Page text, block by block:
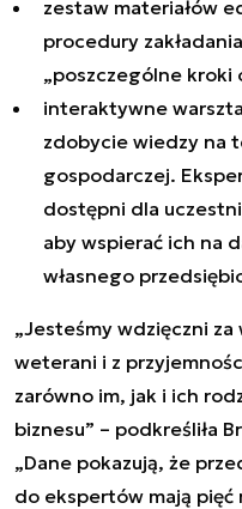
zestaw materiałów
procedury
„poszczególne kroki
interaktywne
zdobycie wiedzy na
gospodarczej.
dostępni dla
aby wspierać ich na
własnego
„Jesteśmy wdzięczni
weterani i z
zarówno im, jak i ich
biznesu” – podkreśliła
„Dane pokazują, że
do ekspertów mają pięć